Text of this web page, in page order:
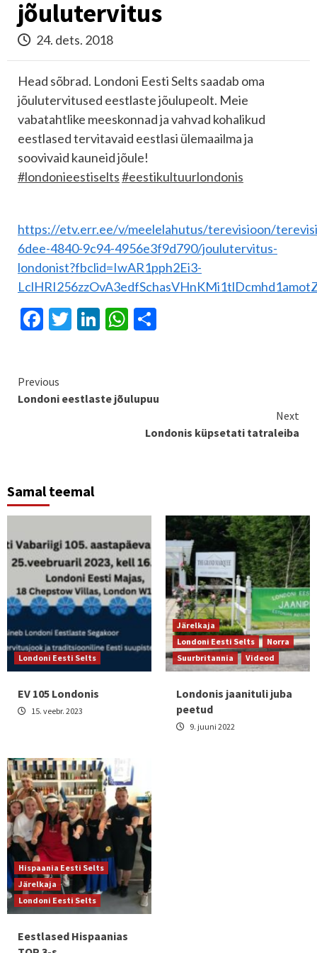
jõulutervitus
24. dets. 2018
Head sõbrad. Londoni Eesti Selts saadab oma
jõulutervitused eestlaste jõulupeolt. Meie
vabatahtlike meeskonnad ja vahvad kohalikud
eestlased tervitavaid eestlasi ülemaailma ja
soovivaid kauneid jõule!
#londonieestiselts#eestikultuurlondonis
https://etv.err.ee/v/meelelahutus/terevisioon/
6dee-4840-9c94-4956e3f9d790/joulutervitus-
londonist?fbclid=IwAR1pph2Ei3-
Facebook
Twitter
LinkedIn
WhatsApp
Continue
Reading
Previous
Londoni eestlaste jõulupuu
Next
Londonis küpsetati tatraleiba
Samal teemal
Londoni Eesti Selts
EV 105 Londonis
15. veebr. 2023
Järelkaja
Londoni Eesti Selts
Norra
Suurbritannia
Videod
Londonis jaanituli juba
peetud
9. juuni 2022
Hispaania Eesti Selts
Järelkaja
Londoni Eesti Selts
Eestlased Hispaanias